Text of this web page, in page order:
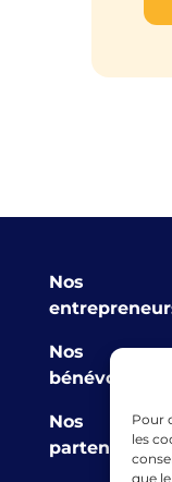
Pour
les
que
Nos
Nos
bénévoles
Nos
partenaires